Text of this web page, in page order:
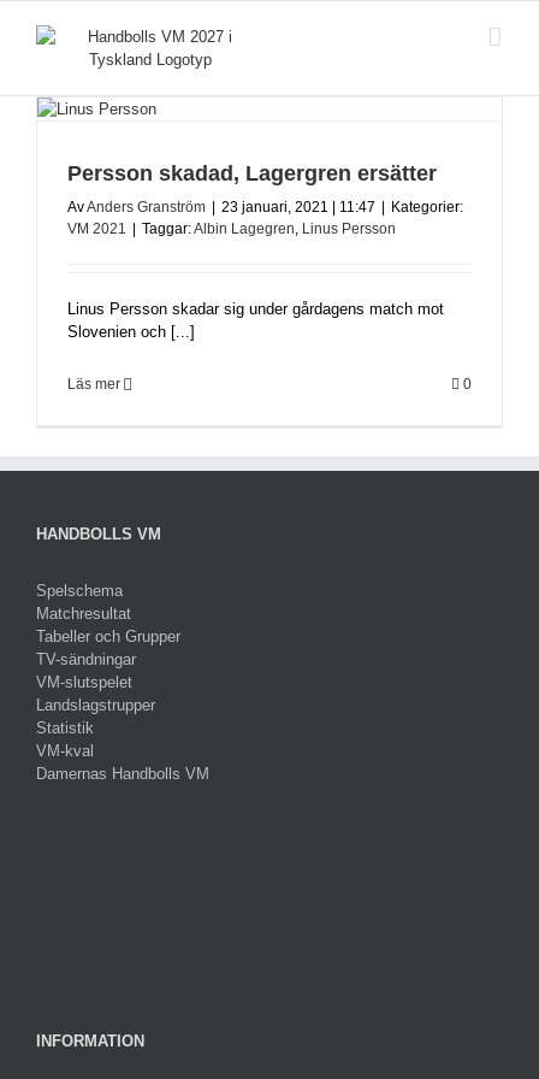
Persson skadad, Lagergren ersätter
AvAnders Granström 23 januari, 2021 | 11:47
Kategorier:
VM 2021
Taggar:Albin Lagegren, Linus Persson
Linus Persson skadar sig under gårdagens match mot
Slovenien och [...]
Läs mer 0
HANDBOLLS VM
Spelschema
Matchresultat
Tabeller och Grupper
TV-sändningar
VM-slutspelet
Landslagstrupper
Statistik
VM-kval
Damernas Handbolls VM
INFORMATION